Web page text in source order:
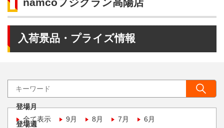
namcoフジグラン高陽店
入荷景品・プライズ情報
登場月
全て表示
9月 8月 7月 6月
登場週